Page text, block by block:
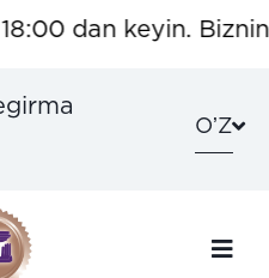
dan keyin.
OʼZ